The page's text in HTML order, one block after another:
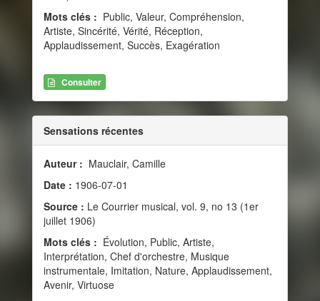
Mots clés : Public, Valeur, Compréhension,
Artiste, Sincérité, Vérité, Réception,
Applaudissement, Succès, Exagération
Consulter
Sensations récentes
Auteur : Mauclair, Camille
Date : 1906-07-01
Source : Le Courrier musical, vol. 9, no 13 (1er
juillet 1906)
Mots clés : Évolution, Public, Artiste,
Interprétation, Chef d'orchestre, Musique
instrumentale, Imitation, Nature, Applaudissement,
Avenir, Virtuose